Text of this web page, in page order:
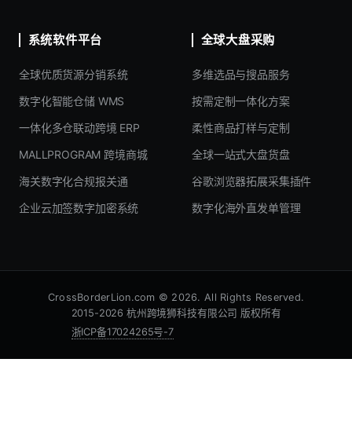
系统软件平台
全球优质货源分销系统
数字化智能仓储 WMS
一体化多仓联动跨境 ERP
MALLPROGRAM 跨境商城
海关数字化合规报关通
企业云加签数字加密系统
全球大盘采购
多维选品与搜品服务
按需定制一体化方案
柔性商品打样与定制
全球一站式大盘货盘
谷歌浏览器拓展采集插件
数字化海外直发单管理
CrossBorderLion.com © 2026. All Rights Reserved.
2015-2026 杭州跨境狮科技有限公司 版权所有
浙ICP备17024265号-7